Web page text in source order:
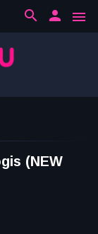
menu
person
search
(NEW